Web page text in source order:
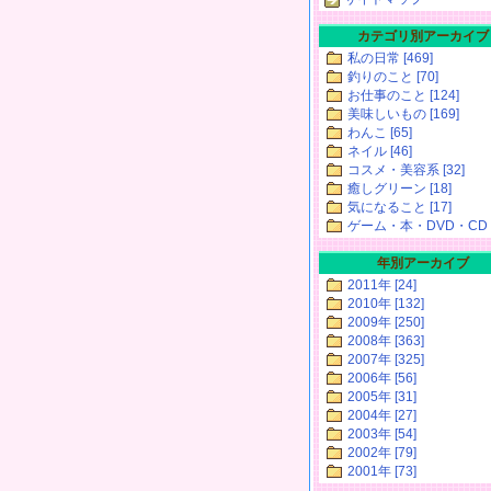
カテゴリ別アーカイブ
私の日常 [469]
釣りのこと [70]
お仕事のこと [124]
美味しいもの [169]
わんこ [65]
ネイル [46]
コスメ・美容系 [32]
癒しグリーン [18]
気になること [17]
ゲーム・本・DVD・CD
年別アーカイブ
2011年 [24]
2010年 [132]
2009年 [250]
2008年 [363]
2007年 [325]
2006年 [56]
2005年 [31]
2004年 [27]
2003年 [54]
2002年 [79]
2001年 [73]